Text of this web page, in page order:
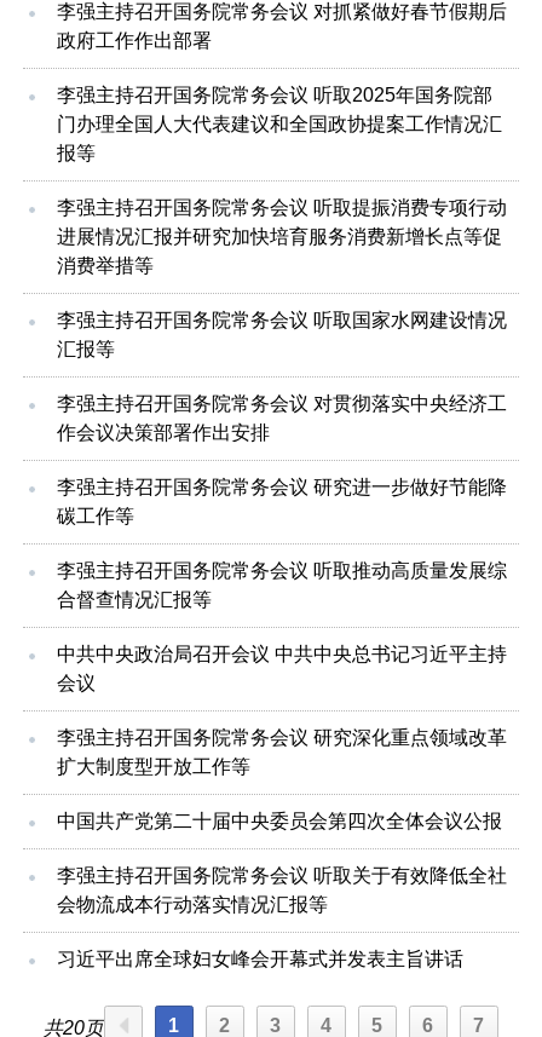
李强主持召开国务院常务会议 对抓紧做好春节假期后
政府工作作出部署
李强主持召开国务院常务会议 听取2025年国务院部
门办理全国人大代表建议和全国政协提案工作情况汇
报等
李强主持召开国务院常务会议 听取提振消费专项行动
进展情况汇报并研究加快培育服务消费新增长点等促
消费举措等
李强主持召开国务院常务会议 听取国家水网建设情况
汇报等
李强主持召开国务院常务会议 对贯彻落实中央经济工
作会议决策部署作出安排
李强主持召开国务院常务会议 研究进一步做好节能降
碳工作等
李强主持召开国务院常务会议 听取推动高质量发展综
合督查情况汇报等
中共中央政治局召开会议 中共中央总书记习近平主持
会议
李强主持召开国务院常务会议 研究深化重点领域改革
扩大制度型开放工作等
中国共产党第二十届中央委员会第四次全体会议公报
李强主持召开国务院常务会议 听取关于有效降低全社
会物流成本行动落实情况汇报等
习近平出席全球妇女峰会开幕式并发表主旨讲话
共20页 1 2 3 4 5 6 7